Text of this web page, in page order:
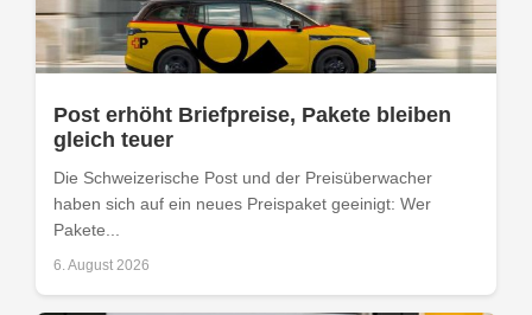
Post erhöht Briefpreise, Pakete bleiben
gleich teuer
Die Schweizerische Post und der Preisüberwacher
haben sich auf ein neues Preispaket geeinigt: Wer
Pakete...
6. August 2026